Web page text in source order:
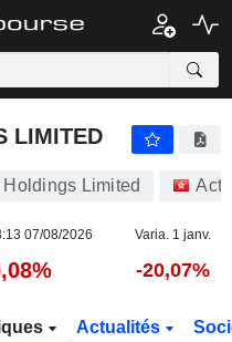
LIMITED
Limited
07/08/2026 Varia. 1 janv.
-20,07%
Actualités